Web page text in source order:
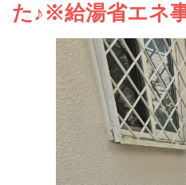
会社概要
た♪※給湯省エネ